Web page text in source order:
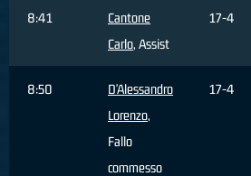
8:41
Cantone
Carlo, Assist
17-4
8:50
D'Alessandro
Lorenzo,
Fallo
commesso
17-4